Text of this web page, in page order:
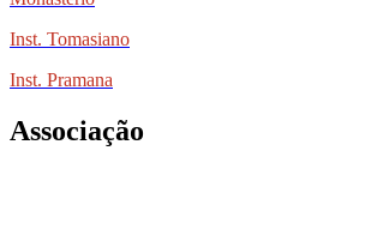
Inst. Tomasiano
Inst. Pramana
Associação